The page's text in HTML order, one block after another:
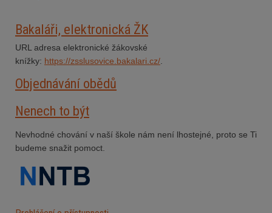
Bakaláři, elektronická ŽK
URL adresa elektronické žákovské
knížky: https://zsslusovice.bakalari.cz/
Objednávání obědů
Nenech to být
Nevhodné chování v naší škole nám není lhostejné, proto se Ti
budeme snažit pomoct.